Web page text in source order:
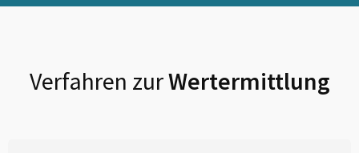
Verfahren zurWertermittlung